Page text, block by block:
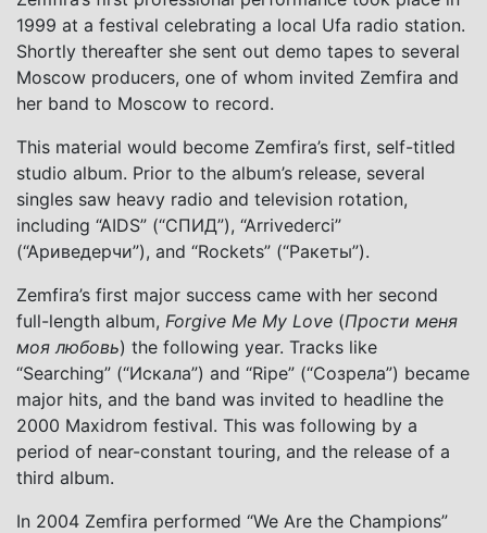
1999 at a festival celebrating a local Ufa radio station.
Shortly thereafter she sent out demo tapes to several
Moscow producers, one of whom invited Zemfira and
her band to Moscow to record.
This material would become Zemfira’s first, self-titled
studio album. Prior to the album’s release, several
singles saw heavy radio and television rotation,
including “AIDS” (“СПИД”), “Arrivederci”
(“Aриведерчи”), and “Rockets” (“Ракеты”).
Zemfira’s first major success came with her second
full-length album, Forgive Me My Love (Прости меня
моя любовь) the following year. Tracks like
“Searching” (“Искала”) and “Ripe” (“Созрела”) became
major hits, and the band was invited to headline the
2000 Maxidrom festival. This was following by a
period of near-constant touring, and the release of a
third album.
In 2004 Zemfira performed “We Are the Champions”